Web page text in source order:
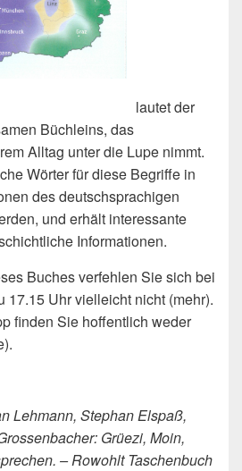
lautet der
Büchleins, das
Alltag unter die Lupe nimmt.
Wörter für diese Begriffe in
des deutschsprachigen
und erhält interessante
Informationen.
Buches verfehlen Sie sich bei
17.15 Uhr vielleicht nicht (mehr).
finden Sie hoffentlich weder
Lehmann, Stephan Elspaß,
Grüezi, Moin,
– Rowohlt Taschenbuch